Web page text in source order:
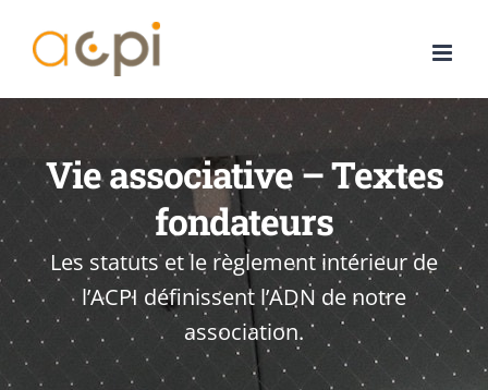
Vie associative – Textes
fondateurs
Les statuts et le règlement intérieur de
l’ACPI définissent l’ADN de notre
association.